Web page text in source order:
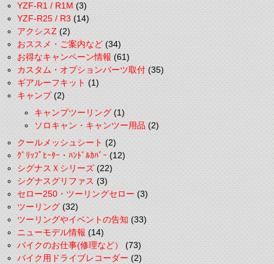
YZF-R1 / R1M(3)
YZF-R25 / R3(14)
アクシスZ(2)
おススメ・ご案内など(34)
お得なキャンペーン情報(61)
カスタム・オプションパーツ取付(35)
ギアルーフキット(1)
キャンプ(2)
キャンプツーリング(1)
ソロキャン・キャンツー用品(2)
クールメッシュシート(2)
ｸﾞﾘｯﾌﾟﾋｰﾀｰ・ﾊﾝﾄﾞﾙｶﾊﾞｰ(12)
シグナスＸシリーズ(22)
シグナスグリファス(3)
セロー250・ツーリングセロー(3)
ツーリング(32)
ツーリングやイベントの告知(33)
ニューモデル情報(14)
バイクのお仕事(修理など）(73)
バイク用ドライブレコーダー(2)